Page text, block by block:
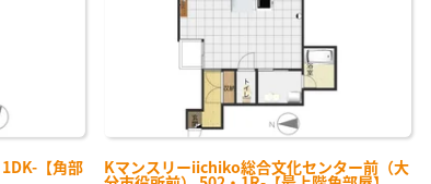
【角部 Kマンスリーiichiko総合文化センター前（大